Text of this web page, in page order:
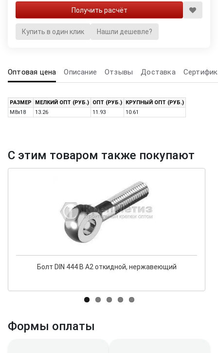
Купить в один клик Нашли дешевле?
Оптовая цена Описание Отзывы Доставка
РАЗМЕР МЕЛКИЙ ОПТ (РУБ.) ОПТ (РУБ.)
КРУПНЫЙ ОПТ (РУБ.)
M8x18
13.26 11.93 10.61
С этим товаром также покупают
Болт DIN 444 B А2 откидной, нержавеющий
Формы оплаты